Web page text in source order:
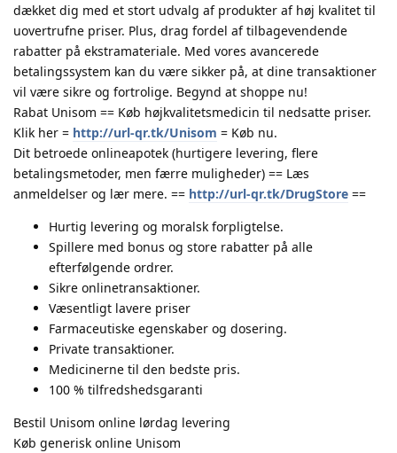
dækket dig med et stort udvalg af produkter af høj kvalitet til
uovertrufne priser. Plus, drag fordel af tilbagevendende
rabatter på ekstramateriale. Med vores avancerede
betalingssystem kan du være sikker på, at dine transaktioner
vil være sikre og fortrolige. Begynd at shoppe nu!
Rabat Unisom == Køb højkvalitetsmedicin til nedsatte priser.
Klik her = http://url-qr.tk/Unisom = Køb nu.
Dit betroede onlineapotek (hurtigere levering, flere
betalingsmetoder, men færre muligheder) == Læs
anmeldelser og lær mere. == http://url-qr.tk/DrugStore ==
Hurtig levering og moralsk forpligtelse.
Spillere med bonus og store rabatter på alle
efterfølgende ordrer.
Sikre onlinetransaktioner.
Væsentligt lavere priser
Farmaceutiske egenskaber og dosering.
Private transaktioner.
Medicinerne til den bedste pris.
100 % tilfredshedsgaranti
Bestil Unisom online lørdag levering
Køb generisk online Unisom